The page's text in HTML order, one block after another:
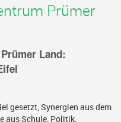
Prümer
Land:
gesetzt, Synergien aus dem
aus Schule, Politik,